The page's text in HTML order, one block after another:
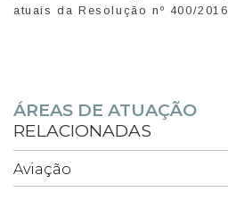
atuais da Resolução nº 400/2016.
ÁREAS DE ATUAÇÃO
RELACIONADAS
Aviação